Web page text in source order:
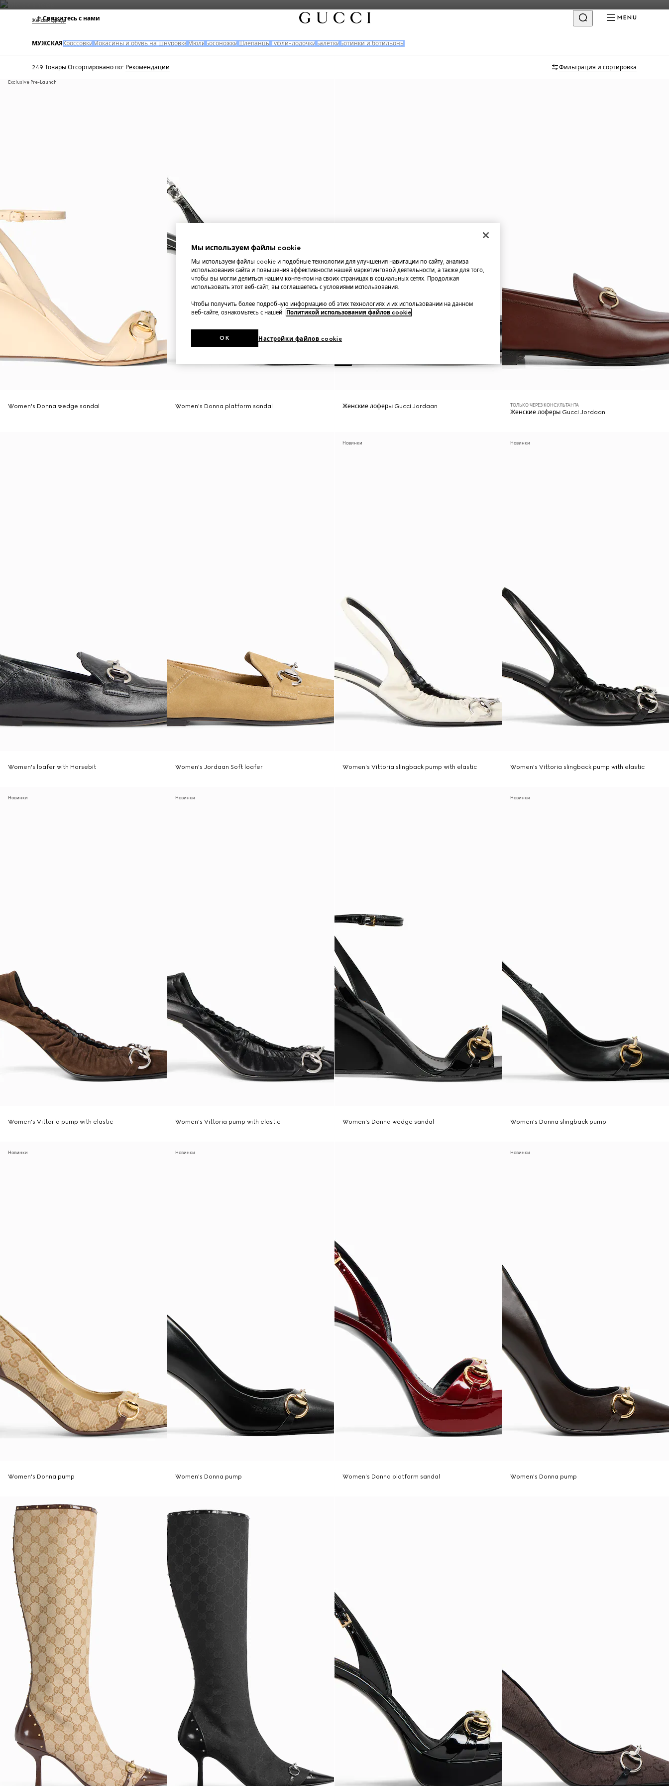
Свяжитесь с нами MENU
Женская одежда
МУЖСКАЯ Кроссовки Мокасины и обувь на шнуровке Мюли Босоножки Шлепанцы Туфли-лодочки Балетки Ботинки и ботильоны
249 Товары Отсортировано по: Рекомендации Фильтрация и сортировка
Exclusive Pre-Launch
Women's Donna wedge sandal Women's Donna platform sandal Женские лоферы Gucci Jordaan ТОЛЬКО ЧЕРЕЗ КОНСУЛЬТАНТА
Женские лоферы Gucci Jordaan
Women's loafer with Horsebit Women's Jordaan Soft loafer
Новинки
Women's Vittoria slingback pump with elastic
Новинки
Women's Vittoria slingback pump with elastic
Новинки
Women's Vittoria pump with elastic
Новинки
Women's Vittoria pump with elastic Women's Donna wedge sandal
Новинки
Women's Donna slingback pump
Новинки
Women's Donna pump
Новинки
Women's Donna pump Women's Donna platform sandal
Новинки
Women's Donna pump
Мы используем файлы cookie
Мы используем файлы cookie и подобные технологии для улучшения навигации по сайту, анализа
использования сайта и повышения эффективности нашей маркетинговой деятельности, а также для того,
чтобы вы могли делиться нашим контентом на своих страницах в социальных сетях. Продолжая
использовать этот веб-сайт, вы соглашаетесь с условиями использования.
Чтобы получить более подробную информацию об этих технологиях и их использовании на данном
веб-сайте, ознакомьтесь с нашей
Политикой использования файлов cookie.
Настройки файлов cookie
OK